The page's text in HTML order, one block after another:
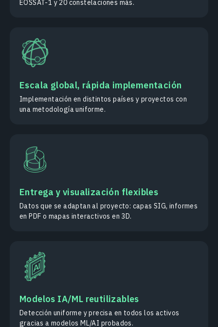
EOSSAT-1 y 20 constelaciones más.
Escala global, rápida implementación
Implementación en distintos países y proyectos con
una metodología uniforme.
Entrega y visualización flexibles
Datos que se adaptan al proyecto: capas SIG, informes
en PDF o mapas interactivos en 3D.
Modelos IA/ML reutilizables
Detección uniforme y precisa en todos los activos
gracias a modelos ML/AI probados.